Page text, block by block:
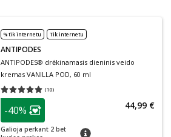
% tik internetu Tik internetu
ANTIPODES
ANTIPODES® drėkinamasis dieninis veido
kremas VANILLA POD, 60 ml
(10)
Vidutinis įvertinimas 5.00
patarimas
Lojalumo klubo narių nuolaida
-40%
Galioja perkant 2 bet
patarimas
44,99 €